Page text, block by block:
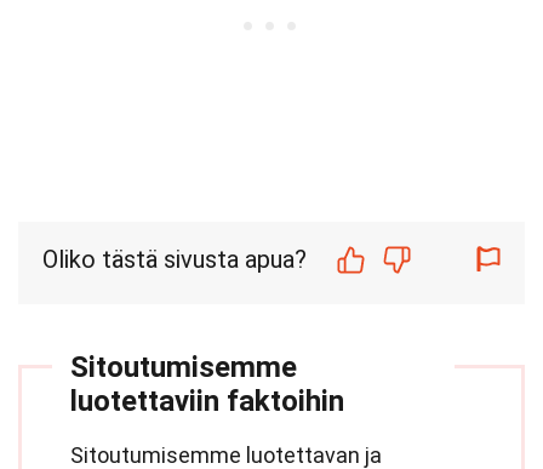
Oliko tästä sivusta apua?
Sitoutumisemme
luotettaviin faktoihin
Sitoutumisemme luotettavan ja